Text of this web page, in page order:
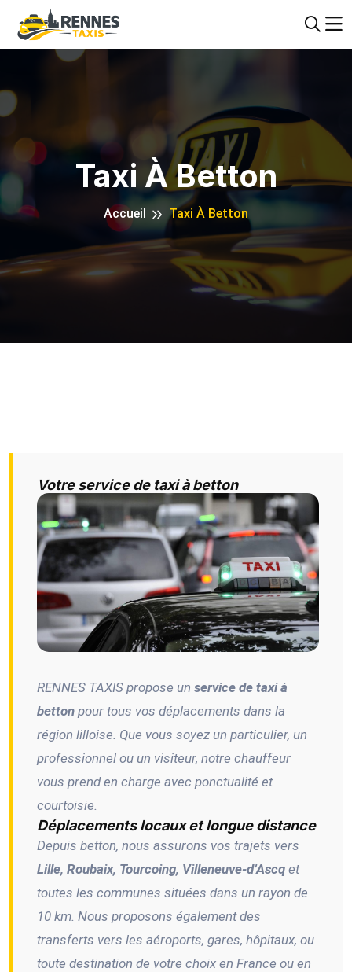
Taxi À Betton
Accueil Taxi À Betton
Votre service de taxi à betton
RENNES TAXIS propose un service de taxi à
betton pour tous vos déplacements dans la
région lilloise. Que vous soyez un particulier, un
professionnel ou un visiteur, notre chauffeur
vous prend en charge avec ponctualité et
courtoisie.
Déplacements locaux et longue distance
Depuis betton, nous assurons vos trajets vers
Lille, Roubaix, Tourcoing, Villeneuve-d’Ascq et
toutes les communes situées dans un rayon de
10 km. Nous proposons également des
transferts vers les aéroports, gares, hôpitaux, ou
toute destination de votre choix en France ou en